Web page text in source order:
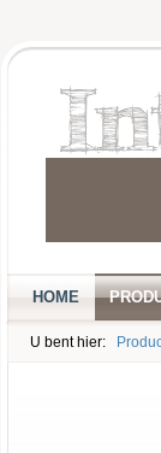
HOME
U bent hier: